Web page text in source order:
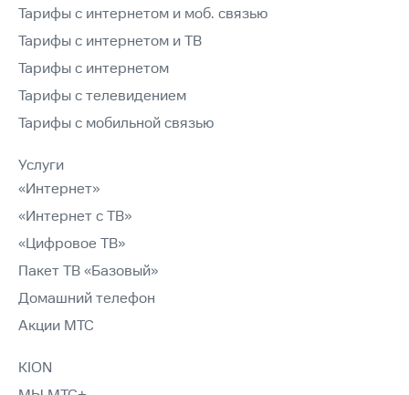
Тарифы с интернетом и моб. связью
Тарифы с интернетом и ТВ
Тарифы с интернетом
Тарифы с телевидением
Тарифы с мобильной связью
Услуги
«Интернет»
«Интернет с ТВ»
«Цифровое ТВ»
Пакет ТВ «Базовый»
Домашний телефон
Акции МТС
KION